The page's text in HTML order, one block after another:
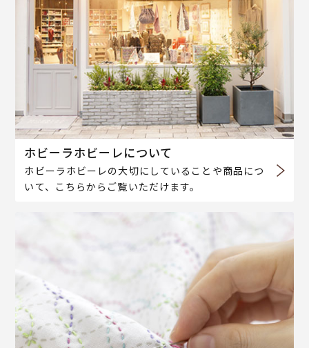
ホビーラホビーレについて
ホビーラホビーレの大切にしていることや商品につ
いて、こちらからご覧いただけます。